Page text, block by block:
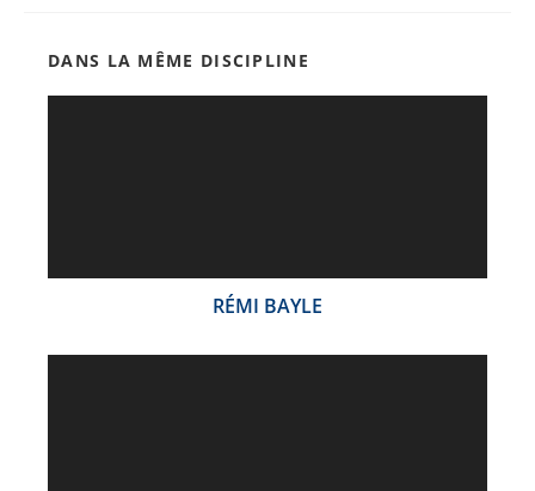
DANS LA MÊME DISCIPLINE
RÉMI BAYLE